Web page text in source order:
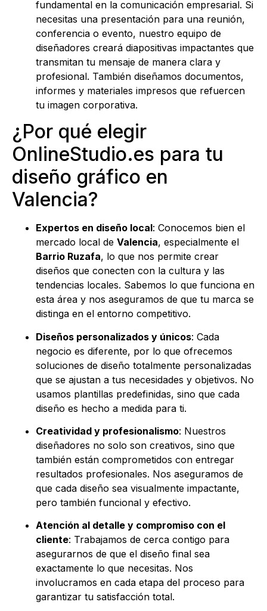
fundamental en la comunicación empresarial. Si
necesitas una presentación para una reunión,
conferencia o evento, nuestro equipo de
diseñadores creará diapositivas impactantes que
transmitan tu mensaje de manera clara y
profesional. También diseñamos documentos,
informes y materiales impresos que refuercen
tu imagen corporativa.
¿Por qué elegir
OnlineStudio.es para tu
diseño gráfico en
Valencia?
Expertos en diseño local: Conocemos bien el
mercado local de Valencia, especialmente el
Barrio Ruzafa, lo que nos permite crear
diseños que conecten con la cultura y las
tendencias locales. Sabemos lo que funciona en
esta área y nos aseguramos de que tu marca se
distinga en el entorno competitivo.
Diseños personalizados y únicos: Cada
negocio es diferente, por lo que ofrecemos
soluciones de diseño totalmente personalizadas
que se ajustan a tus necesidades y objetivos. No
usamos plantillas predefinidas, sino que cada
diseño es hecho a medida para ti.
Creatividad y profesionalismo: Nuestros
diseñadores no solo son creativos, sino que
también están comprometidos con entregar
resultados profesionales. Nos aseguramos de
que cada diseño sea visualmente impactante,
pero también funcional y efectivo.
Atención al detalle y compromiso con el
cliente: Trabajamos de cerca contigo para
asegurarnos de que el diseño final sea
exactamente lo que necesitas. Nos
involucramos en cada etapa del proceso para
garantizar tu satisfacción total.